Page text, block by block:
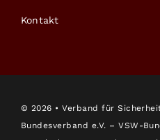
Kontakt
© 2026 • Verband für
Bundesverband e.V. – VSW-